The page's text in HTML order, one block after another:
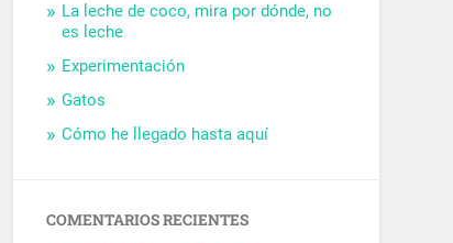
La leche de coco, mira por dónde, no
es leche
Experimentación
Gatos
Cómo he llegado hasta aquí
COMENTARIOS RECIENTES